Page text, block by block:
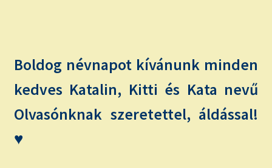
ÍRJ NEKEM!
IRATKOZZ FEL A VIDEÓ CSATORNÁNKRA!
TAROT ELEMZÉS MEGRENDELÉSE LIMITÁLT!
AJÁNDÉKOKKAL!
Boldog névnapot kívánunk minden
kedves Katalin, Kitti és Kata nevű
Olvasónknak szeretettel, áldással!
♥